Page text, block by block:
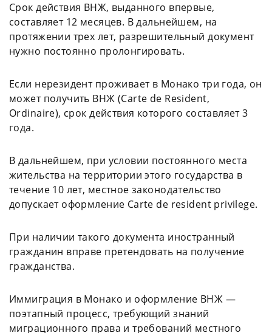
Срок действия ВНЖ, выданного впервые,
составляет 12 месяцев. В дальнейшем, на
протяжении трех лет, разрешительный документ
нужно постоянно пролонгировать.
Если нерезидент проживает в Монако три года, он
может получить ВНЖ (Carte de Resident,
Ordinaire), срок действия которого составляет 3
года.
В дальнейшем, при условии постоянного места
жительства на территории этого государства в
течение 10 лет, местное законодательство
допускает оформление Carte de resident privilege.
При наличии такого документа иностранный
гражданин вправе претендовать на получение
гражданства.
Иммиграция в Монако и оформление ВНЖ —
поэтапный процесс, требующий знаний
миграционного права и требований местного